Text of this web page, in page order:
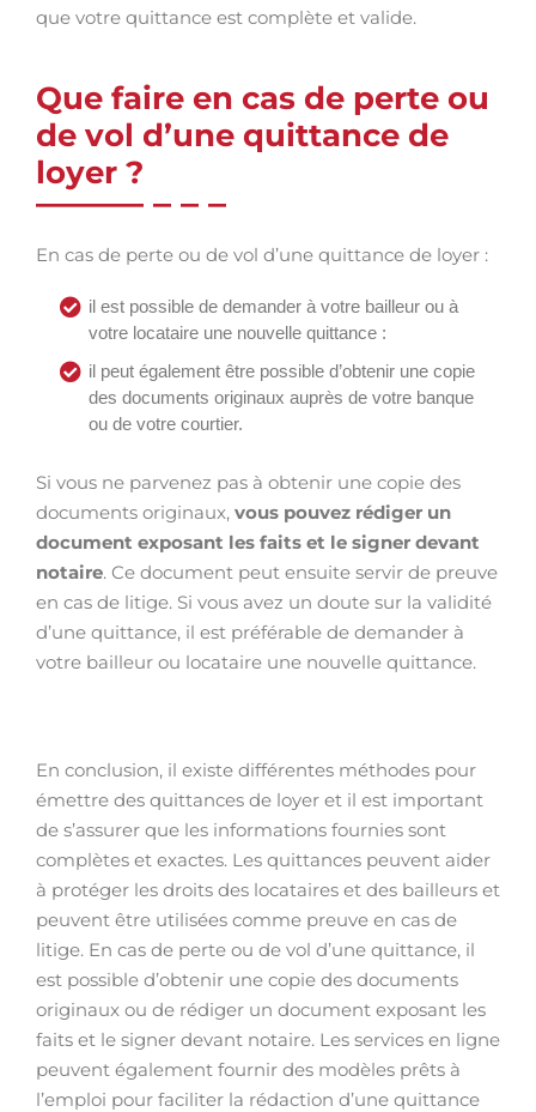
que votre quittance est complète et valide.
Que faire en cas de perte ou
de vol d’une quittance de
loyer ?
En cas de perte ou de vol d’une quittance de loyer :
il est possible de demander à votre bailleur ou à
votre locataire une nouvelle quittance :
il peut également être possible d’obtenir une copie
des documents originaux auprès de votre banque
ou de votre courtier.
Si vous ne parvenez pas à obtenir une copie des
documents originaux, vous pouvez rédiger un
document exposant les faits et le signer devant
notaire. Ce document peut ensuite servir de preuve
en cas de litige. Si vous avez un doute sur la validité
d’une quittance, il est préférable de demander à
votre bailleur ou locataire une nouvelle quittance.
En conclusion, il existe différentes méthodes pour
émettre des quittances de loyer et il est important
de s’assurer que les informations fournies sont
complètes et exactes. Les quittances peuvent aider
à protéger les droits des locataires et des bailleurs et
peuvent être utilisées comme preuve en cas de
litige. En cas de perte ou de vol d’une quittance, il
est possible d’obtenir une copie des documents
originaux ou de rédiger un document exposant les
faits et le signer devant notaire. Les services en ligne
peuvent également fournir des modèles prêts à
l’emploi pour faciliter la rédaction d’une quittance